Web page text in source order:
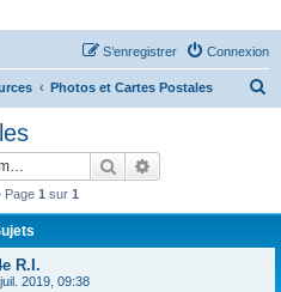
Connexion
S’enregistrer
Photos et Cartes Postales
Rechercher
Page 1 sur 1
R.I.
2019, 09:38